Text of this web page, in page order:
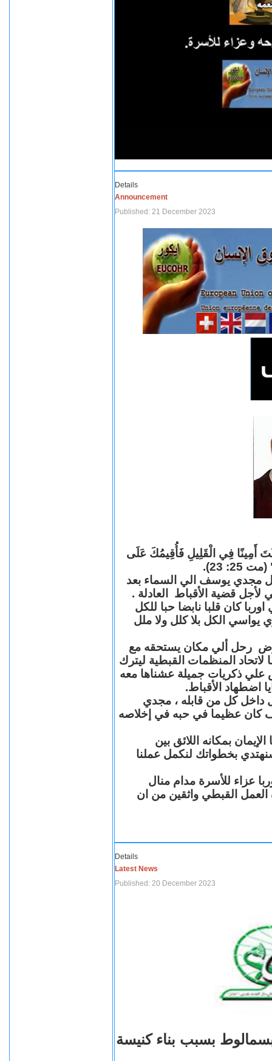
Details
Announcement
Published: 21 December 2023
أَمِينًا فِي الْقَلِيلِ فَأُقِيمُكَ عَلَى
23).
مجدي يوسف الي السماء بعد
قضية الأقباط العادلة .
كان قلبا نابضا حبا للكل
يواسي الكل بلا كلل ولا ملل
رحل ألي مكان يستحقه مع
المنظمات القبطية ليترك
علي ذكريات جميلة عشناها معه
اضطهاد الأقباط.
داخل كل من قابله ، مجدي
عظيما في حبه في إخلاصه
بمكانه اللائق بين
بخطواتك لنكمل عملنا
عزاء للأسرة مدام منال
العمل القبطي واثقين من ان
Details
Latest News
Published: 20 December 2023
بسبب بناء كنيسة